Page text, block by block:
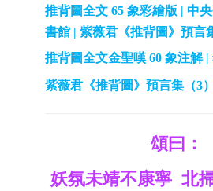
推背圖全文 65 象彩繪版 | 中
書館 | 紫薇君《推背圖》預言
推背圖全文金聖嘆 60 象注解 |
紫薇君《推背圖》預言集（3）
頌曰：
妖氛未靖不康寧 北